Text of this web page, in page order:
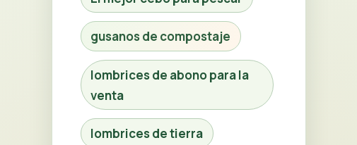
gusanos de compostaje
lombrices de abono para la
venta
lombrices de tierra